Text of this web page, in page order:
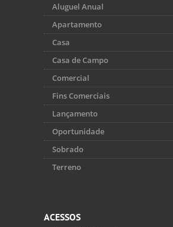
Aluguel Anual
Apartamento
Casa
Casa de Campo
Comercial
Fins Comerciais
Lançamento
Oportunidade
Sobrado
Terreno
ACESSOS